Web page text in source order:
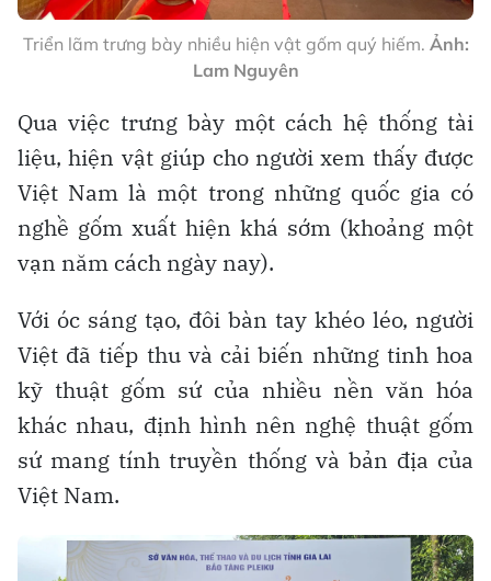
Triển lãm trưng bày nhiều hiện vật gốm quý hiếm. Ảnh:
Lam Nguyên
Qua việc trưng bày một cách hệ thống tài
liệu, hiện vật giúp cho người xem thấy được
Việt Nam là một trong những quốc gia có
nghề gốm xuất hiện khá sớm (khoảng một
vạn năm cách ngày nay).
Với óc sáng tạo, đôi bàn tay khéo léo, người
Việt đã tiếp thu và cải biến những tinh hoa
kỹ thuật gốm sứ của nhiều nền văn hóa
khác nhau, định hình nên nghệ thuật gốm
sứ mang tính truyền thống và bản địa của
Việt Nam.